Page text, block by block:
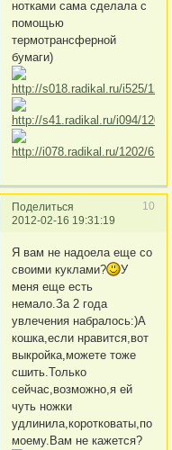
нотками сама сделала с
помощью
термотрансферной
бумаги)
Поделиться
10
2012-02-16 19:31:19
Я вам не надоела еще со
своими куклами?
У
меня еще есть
немало.За 2 года
увлечения набралось:)А
кошка,если нравится,вот
выкройка,можете тоже
сшить.Только
сейчас,возможно,я ей
чуть ножки
удлинила,коротковаты,по
моему.Вам не кажется?